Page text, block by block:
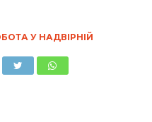
У НАДВІРНІЙ